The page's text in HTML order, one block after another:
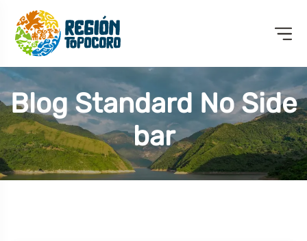
Blog Standard No Side
Bar